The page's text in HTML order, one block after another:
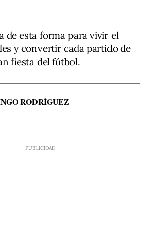
de esta forma para vivir el
y convertir cada partido de
fiesta del fútbol.
RODRÍGUEZ